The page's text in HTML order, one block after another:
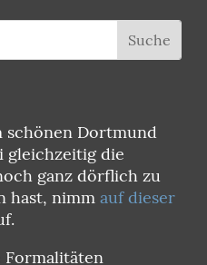
schönen Dortmund
gleichzeitig die
ganz dörflich zu
hast, nimm auf dieser